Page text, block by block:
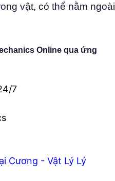
vật, có thể nằm ngoài
Online qua ứng
7
Cương - Vật Lý Lý